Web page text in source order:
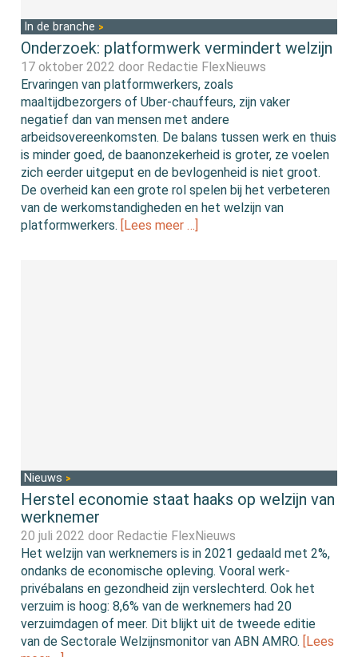
In de branche
Onderzoek: platformwerk vermindert welzijn
17 oktober 2022 door Redactie FlexNieuws
Ervaringen van platformwerkers, zoals
maaltijdbezorgers of Uber-chauffeurs, zijn vaker
negatief dan van mensen met andere
arbeidsovereenkomsten. De balans tussen werk en thuis
is minder goed, de baanonzekerheid is groter, ze voelen
zich eerder uitgeput en de bevlogenheid is niet groot.
De overheid kan een grote rol spelen bij het verbeteren
van de werkomstandigheden en het welzijn van
platformwerkers. [Lees meer …]
Nieuws
Herstel economie staat haaks op welzijn van
werknemer
20 juli 2022 door Redactie FlexNieuws
Het welzijn van werknemers is in 2021 gedaald met 2%,
ondanks de economische opleving. Vooral werk-
privébalans en gezondheid zijn verslechterd. Ook het
verzuim is hoog: 8,6% van de werknemers had 20
verzuimdagen of meer. Dit blijkt uit de tweede editie
van de Sectorale Welzijnsmonitor van ABN AMRO. [Lees